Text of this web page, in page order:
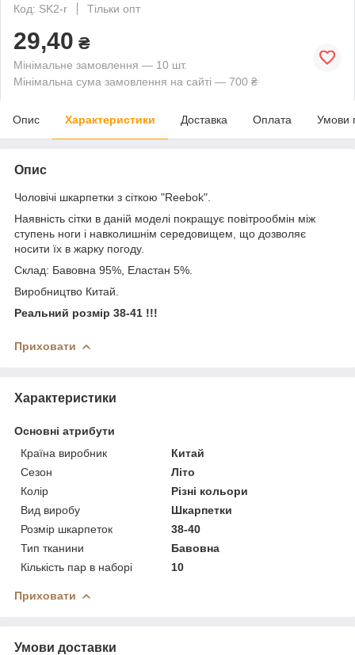
Код: SK2-r
Тільки опт
29,40 ₴
Мінімальне замовлення — 10 шт.
Мінімальна сума замовлення на сайті — 700 ₴
Опис Характеристики Доставка Оплата Умови
Опис
Чоловічі шкарпетки з сіткою "Reebok".
Наявність сітки в даній моделі покращує повітрообмін між
ступень ноги і навколишнім середовищем, що дозволяє
носити їх в жарку погоду.
Склад: Бавовна 95%, Еластан 5%.
Виробництво Китай.
Реальний розмір 38-41 !!!
Приховати
Характеристики
Основні атрибути
Країна виробник
Китай
Сезон
Літо
Колір
Різні кольори
Вид виробу
Шкарпетки
Розмір шкарпеток
38-40
Тип тканини
Бавовна
Кількість пар в наборі
10
Приховати
Умови доставки